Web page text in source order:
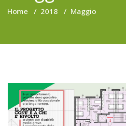
Home / 2018 / Maggio